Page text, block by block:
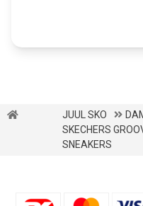
JUUL SKO
SKECHERS
SNEAKERS